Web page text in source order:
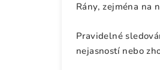
Rány, zejména na
Pravidelné
nejasností nebo